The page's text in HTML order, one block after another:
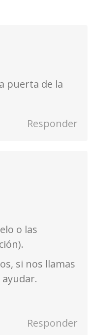
puerta de la
Responder
o las
si nos llamas
Responder